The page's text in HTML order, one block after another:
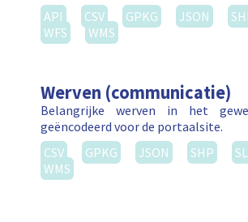
API
CSV GPKG JSON
WFS
WMS
Werven (communicatie)
Belangrijke werven in het
geëncodeerd voor de portaalsite.
CSV
GPKG JSON SHP
WMS